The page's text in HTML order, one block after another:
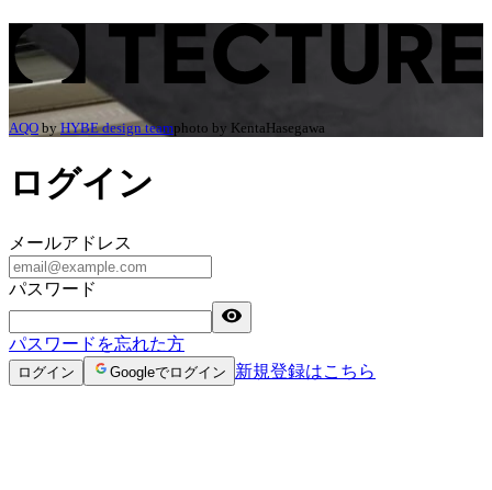
AQO by HYBE design teamphoto by KentaHasegawa
ログイン
メールアドレス
パスワード
パスワードを忘れた方
ログイン Googleでログイン 新規登録はこちら